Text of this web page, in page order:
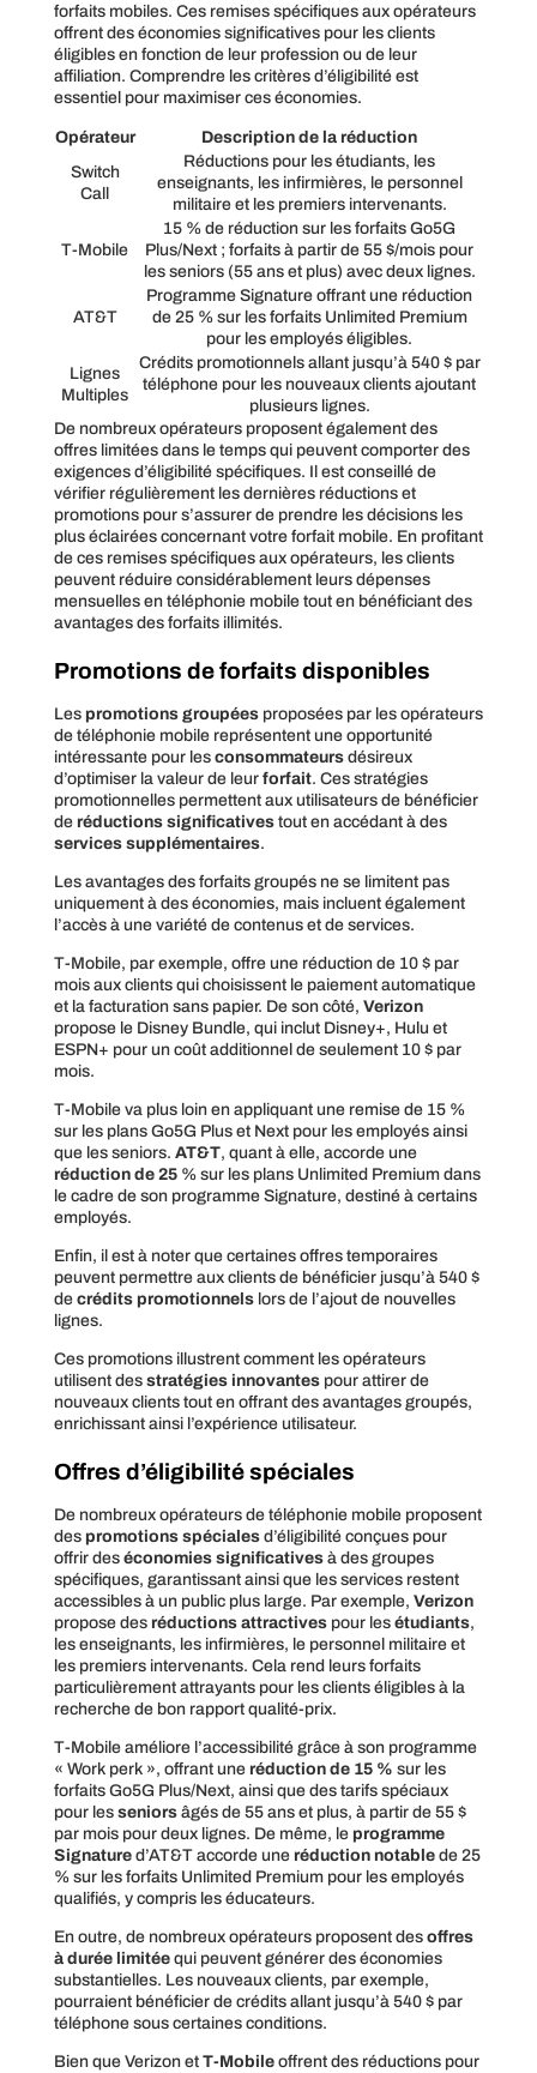
forfaits mobiles. Ces remises spécifiques aux opérateurs
offrent des économies significatives pour les clients
éligibles en fonction de leur profession ou de leur
affiliation. Comprendre les critères d’éligibilité est
essentiel pour maximiser ces économies.
Opérateur
Description de la réduction
Switch
Call
Réductions pour les étudiants, les
enseignants, les infirmières, le personnel
militaire et les premiers intervenants.
T-Mobile
15 % de réduction sur les forfaits Go5G
Plus/Next ; forfaits à partir de 55 $/mois pour
les seniors (55 ans et plus) avec deux lignes.
AT&T
Programme Signature offrant une réduction
de 25 % sur les forfaits Unlimited Premium
pour les employés éligibles.
Lignes
Multiples
Crédits promotionnels allant jusqu’à 540 $ par
téléphone pour les nouveaux clients ajoutant
plusieurs lignes.
De nombreux opérateurs proposent également des
offres limitées dans le temps qui peuvent comporter des
exigences d’éligibilité spécifiques. Il est conseillé de
vérifier régulièrement les dernières réductions et
promotions pour s’assurer de prendre les décisions les
plus éclairées concernant votre forfait mobile. En profitant
de ces remises spécifiques aux opérateurs, les clients
peuvent réduire considérablement leurs dépenses
mensuelles en téléphonie mobile tout en bénéficiant des
avantages des forfaits illimités.
Promotions de forfaits disponibles
Les promotions groupéesproposées par les opérateurs
de téléphonie mobile représentent une opportunité
intéressante pour les consommateursdésireux
d’optimiser la valeur de leur forfait. Ces stratégies
promotionnelles permettent aux utilisateurs de bénéficier
de réductions significativestout en accédant à des
services supplémentaires.
Les avantages des forfaits groupés ne se limitent pas
uniquement à des économies, mais incluent également
l’accès à une variété de contenus et de services.
T-Mobile, par exemple, offre une réduction de 10 $ par
mois aux clients qui choisissent le paiement automatique
et la facturation sans papier. De son côté, Verizon
propose le Disney Bundle, qui inclut Disney+, Hulu et
ESPN+ pour un coût additionnel de seulement 10 $ par
mois.
T-Mobile va plus loin en appliquant une remise de 15 %
sur les plans Go5G Plus et Next pour les employés ainsi
que les seniors. AT&T, quant à elle, accorde une
réduction de 25% sur les plans Unlimited Premium dans
le cadre de son programme Signature, destiné à certains
employés.
Enfin, il est à noter que certaines offres temporaires
peuvent permettre aux clients de bénéficier jusqu’à 540 $
de crédits promotionnelslors de l’ajout de nouvelles
lignes.
Ces promotions illustrent comment les opérateurs
utilisent des stratégies innovantespour attirer de
nouveaux clients tout en offrant des avantages groupés,
enrichissant ainsi l’expérience utilisateur.
Offres d’éligibilité spéciales
De nombreux opérateurs de téléphonie mobile proposent
des promotions spécialesd’éligibilité conçues pour
offrir des économies significativesà des groupes
spécifiques, garantissant ainsi que les services restent
accessibles à un public plus large. Par exemple, Verizon
propose des réductions attractivespour les étudiants,
les enseignants, les infirmières, le personnel militaire et
les premiers intervenants. Cela rend leurs forfaits
particulièrement attrayants pour les clients éligibles à la
recherche de bon rapport qualité-prix.
T-Mobile améliore l’accessibilité grâce à son programme
« Work perk », offrant une réduction de 15 % sur les
forfaits Go5G Plus/Next, ainsi que des tarifs spéciaux
pour les seniorsâgés de 55 ans et plus, à partir de 55 $
par mois pour deux lignes. De même, le programme
Signatured’AT&T accorde une réduction notablede 25
% sur les forfaits Unlimited Premium pour les employés
qualifiés, y compris les éducateurs.
En outre, de nombreux opérateurs proposent des offres
à durée limitéequi peuvent générer des économies
substantielles. Les nouveaux clients, par exemple,
pourraient bénéficier de crédits allant jusqu’à 540 $ par
téléphone sous certaines conditions.
Bien que Verizon et T-Mobileoffrent des réductions pour